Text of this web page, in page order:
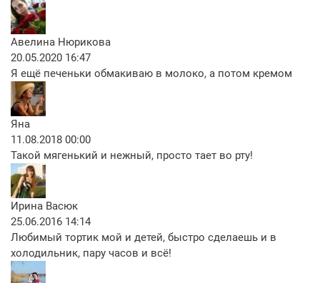
Авелина Нюрикова
20.05.2020 16:47
Я ещё печеньки обмакиваю в молоко, а потом кремом
Яна
11.08.2018 00:00
Такой мягенький и нежный, просто тает во рту!
Ирина Васюк
25.06.2016 14:14
Любимый тортик мой и детей, быстро сделаешь и в
холодильник, пару часов и всё!